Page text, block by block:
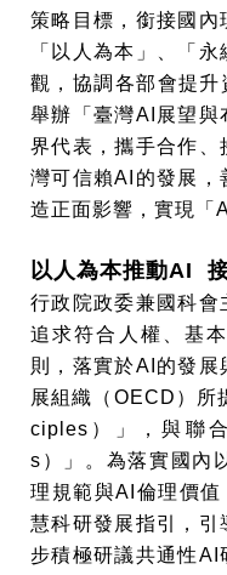
策略目標，銜接國內
「以人為本」、「
觀，協調各部會提升
舉辦「臺灣AI展望與
界代表，攜手合作、
灣可信賴AI的發展，
造正面影響，實現「
以人為本推動AI
行政院政委兼國科會
追求符合人權、基
則，落實於AI的發展
展組織（OECD）所
ciples）」，與聯
s）」。為落實國內
理規範與AI倫理價
慧科研發展指引，引
步積極研議共通性AI